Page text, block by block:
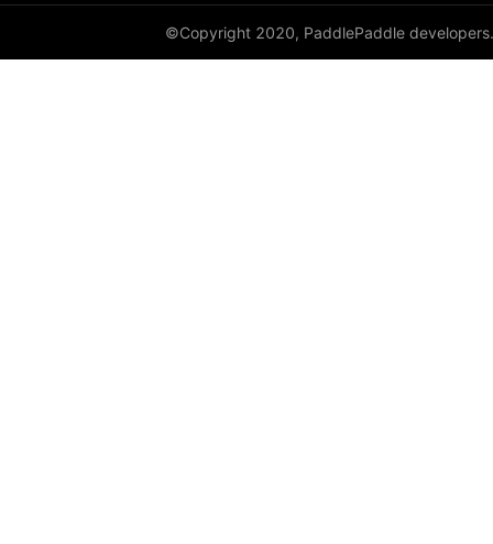
©Copyright 2020, PaddlePaddle developers.